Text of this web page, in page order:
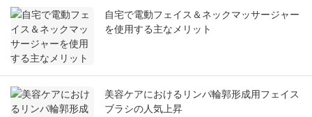
自宅で電動フェイス＆ネックマッサージャー
を使用する主なメリット
美容ケアにおけるリンパ輪郭形成用フェイス
ブラシの人気上昇